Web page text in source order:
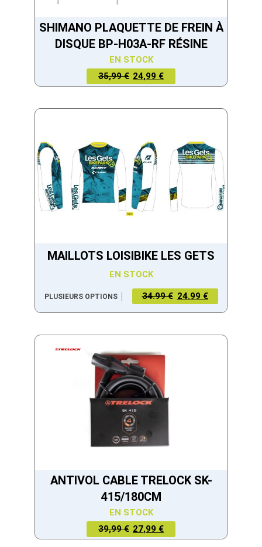
SHIMANO PLAQUETTE DE FREIN À
DISQUE BP-H03A-RF RÉSINE
EN STOCK
35,99 €
LE PRIX
INITIAL
24,99 €
LE PRIX
ACTUEL
MAILLOTS LOISIBIKE LES GETS
EN STOCK
PLUSIEURS OPTIONS 34.99 € 24.99 €
ANTIVOL CABLE TRELOCK SK-
415/180CM
EN STOCK
39,99 €
LE PRIX
INITIAL
27,99 €
LE PRIX
ACTUEL